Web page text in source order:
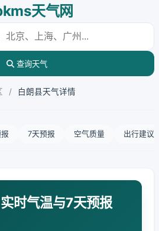
天气网
查询天气
/ 白朗县天气详情
7天预报 空气质量 出行建议
时气温与7天预报